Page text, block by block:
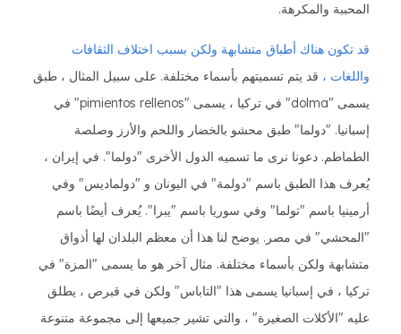
المحببة والمكرهة.
قد تكون هناك أطباق متشابهة ولكن بسبب اختلاف الثقافات
واللغات ، قد يتم تسميتهم بأسماء مختلفة. على سبيل المثال ، طبق
يسمى "dolma" في تركيا ، يسمى "pimientos rellenos" في
إسبانيا. "دولما" طبق محشو بالخضار واللحم والأرز وصلصة
الطماطم. دعونا نرى ما تسميه الدول الأخرى "دولما". في إيران ،
يُعرف هذا الطبق باسم "دولمة" في اليونان و "دولماديس" وفي
أرمينيا باسم "تولما" وفي سوريا باسم "يبرا". يُعرف أيضًا باسم
"المحشي" في مصر. يوضح لنا هذا أن معظم البلدان لها أذواق
متشابهة ولكن بأسماء مختلفة. مثال آخر هو ما يسمى "المزة" في
تركيا ، في إسبانيا يسمى هذا "التاباس" ولكن في قبرص ، يطلق
عليه "الأكلات الصغيرة" ، والتي تشير جميعها إلى مجموعة متنوعة